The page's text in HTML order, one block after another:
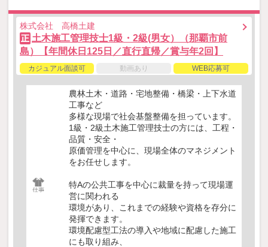
株式会社 高橋土建
正 土木施工管理技士1級・2級(男女）（那覇市前
島）【年間休日125日／直行直帰／賞与年2回】
カジュアル面談可 動画あり WEB応募可
農林土木・道路・宅地整備・橋梁・上下水道
工事など
多様な現場で社会基盤整備を担っています。
1級・2級土木施工管理技士の方には、工程・
品質・安全・
原価管理を中心に、現場全体のマネジメント
をお任せします。
特Aの公共工事を中心に裁量を持って現場運
営に関われる
環境があり、これまでの経験や資格を存分に
発揮できます。
環境配慮型工法の導入や地域に配慮した施工
にも取り組み、